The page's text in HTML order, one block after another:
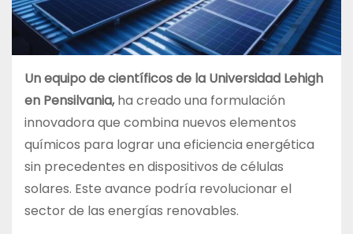
Un equipo de científicos de la Universidad Lehigh
en Pensilvania,ha creado una formulación
innovadora que combina nuevos elementos
químicos para lograr una eficiencia energética
sin precedentes en dispositivos de células
solares. Este avance podría revolucionar el
sector de las energías renovables.